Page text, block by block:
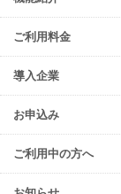
機能紹介
調整会議
労務安全
入退場管理
進捗・歩掛
Buildee電子KY
ご利用料金
ご利用料金
調整会議
労務安全
入退場管理
進捗・歩掛
導入企業
導入企業
導入企業一覧
導入事例
お申込み
お申込み
元請会社・サブJV
協力会社
ご利用中の方へ
ご利用中の方へ